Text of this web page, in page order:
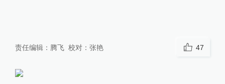
责任编辑： 腾飞 校对： 张艳 47